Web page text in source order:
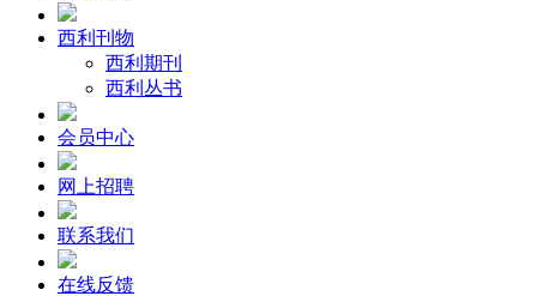
西利刊物
西利期刊
西利丛书
会员中心
网上招聘
联系我们
在线反馈